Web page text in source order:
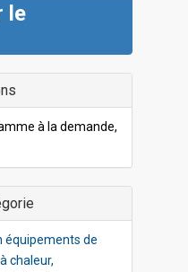
le
à la demande,
équipements de
chaleur,